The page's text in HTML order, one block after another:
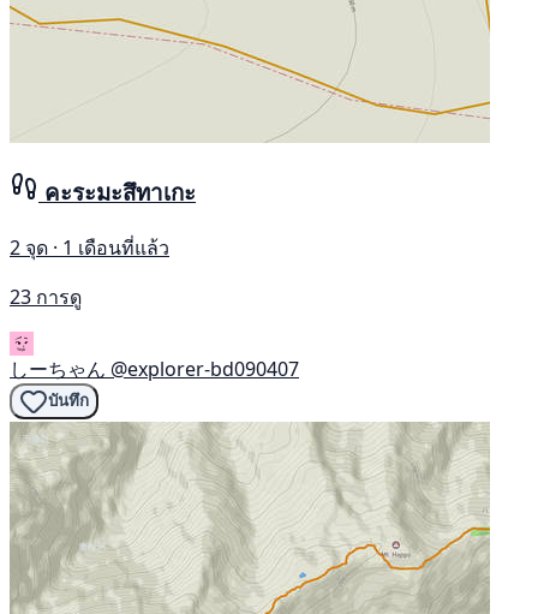
คะระมะสึทาเกะ
2 จุด · 1 เดือนที่แล้ว
23 การดู
しーちゃん @explorer-bd090407
บันทึก